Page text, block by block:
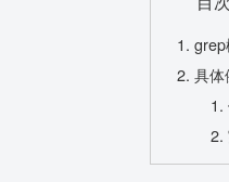
grep
具体